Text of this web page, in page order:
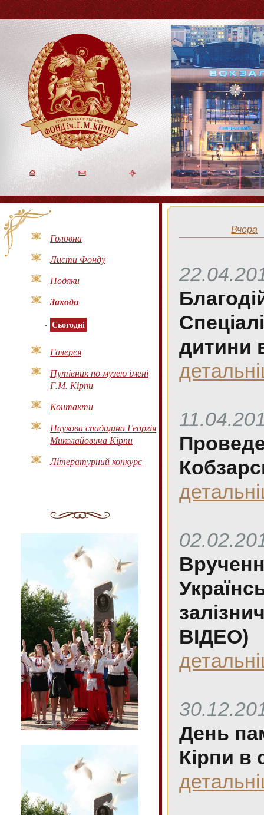
Головна
Листи Фонду
Подяки
Заходи
- Сьогодні
Галерея
Путівник по музею імені
Г.М. Кірпи
Контакти
Наукова спадщина Георгія
Миколайовича Кірпи
Літературний конкурс
Вчора
дитини
ВІДЕО)
День
Кірпи в